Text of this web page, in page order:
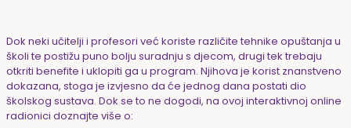
Dok neki učitelji i profesori već koriste različite tehnike opuštanja u
školi te postižu puno bolju suradnju s djecom, drugi tek trebaju
otkriti benefite i uklopiti ga u program. Njihova je korist znanstveno
dokazana, stoga je izvjesno da će jednog dana postati dio
školskog sustava. Dok se to ne dogodi, na ovoj interaktivnoj online
radionici doznajte više o: